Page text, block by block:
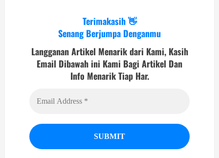
Terimakasih 👋
Senang Berjumpa Denganmu
Langganan Artikel Menarik dari Kami, Kasih
Email Dibawah ini Kami Bagi Artikel Dan
Info Menarik Tiap Har.